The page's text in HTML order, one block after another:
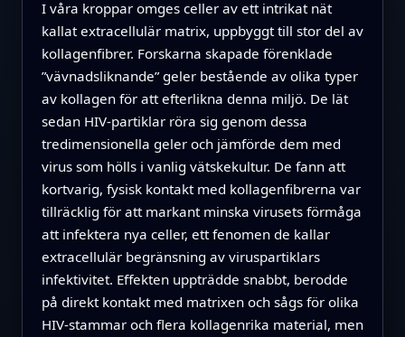
I våra kroppar omges celler av ett intrikat nät
kallat extracellulär matrix, uppbyggt till stor del av
kollagenfibrer. Forskarna skapade förenklade
”vävnadsliknande” geler bestående av olika typer
av kollagen för att efterlikna denna miljö. De lät
sedan HIV‑partiklar röra sig genom dessa
tredimensionella geler och jämförde dem med
virus som hölls i vanlig vätskekultur. De fann att
kortvarig, fysisk kontakt med kollagenfibrerna var
tillräcklig för att markant minska virusets förmåga
att infektera nya celler, ett fenomen de kallar
extracellulär begränsning av viruspartiklars
infektivitet. Effekten uppträdde snabbt, berodde
på direkt kontakt med matrixen och sågs för olika
HIV‑stammar och flera kollagenrika material, men